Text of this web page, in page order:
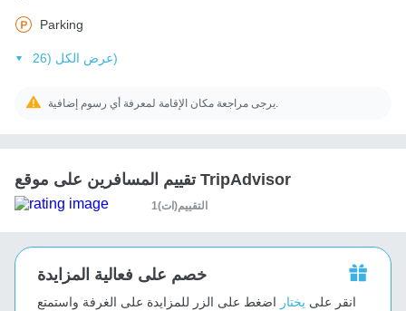
Parking
عرض الكل (26)
تقييم المسافرين على موقع TripAdvisor
1التقييم(ات)
خصم على فعالية المزايدة
انقر على يختار اضغط على الزر للمزايدة على الغرفة واستمتع